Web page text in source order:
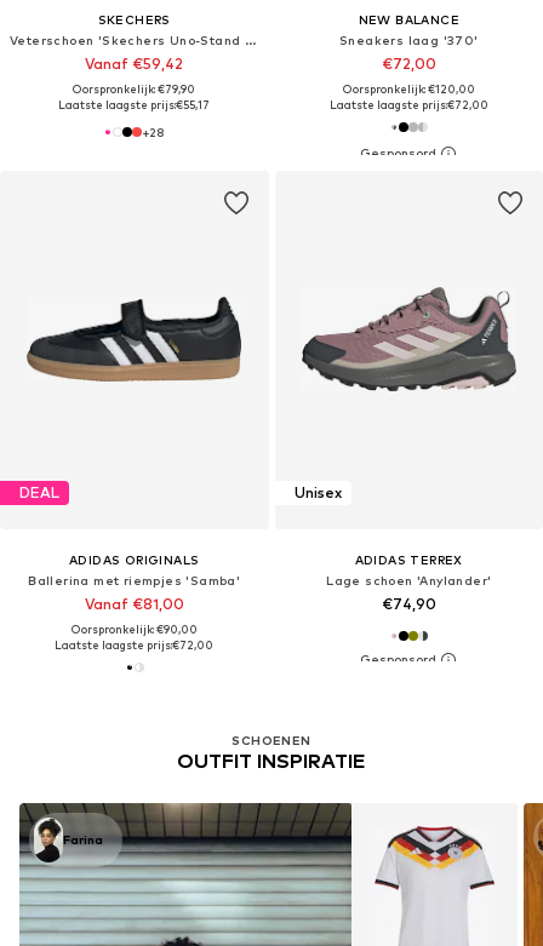
SKECHERS
Veterschoen 'Skechers Uno-Stand on Air'
Vanaf €59,42
Oorspronkelijk: €79,90
Laatste laagste prijs:€55,17
+28
NEW BALANCE
Sneakers laag '370'
€72,00
Oorspronkelijk: €120,00
Laatste laagste prijs:€72,00
DEAL
ADIDAS ORIGINALS
Ballerina met riempjes 'Samba'
Vanaf €81,00
Oorspronkelijk: €90,00
Laatste laagste prijs:€72,00
Unisex
ADIDAS TERREX
Lage schoen 'Anylander'
€74,90
SCHOENEN
OUTFIT INSPIRATIE
Farina